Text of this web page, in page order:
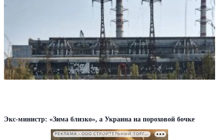
Экс-министр: «Зима близко», а Украина на пороховой бочке
РЕКЛАМА • ООО СТРОИТЕЛЬНЫЙ ТОРГОВЫЙ ДОМ «ПЕТРОВИЧ». ИНН: 7802348846